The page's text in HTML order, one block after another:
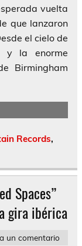
vuelta
que lanzaron
el cielo de
y la enorme
Birmingham
Records,
Spaces”
gira ibérica
un comentario